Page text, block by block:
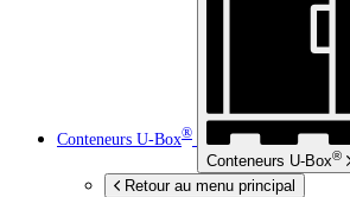
Conteneurs U-Box®
Conteneurs U-Box®
Retour au menu principal